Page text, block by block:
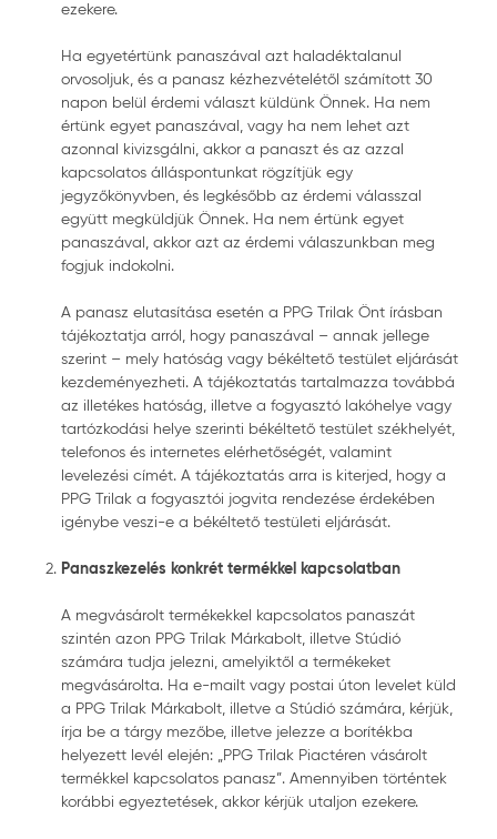
ezekere.
Ha egyetértünk panaszával azt haladéktalanul
orvosoljuk, és a panasz kézhezvételétől számított 30
napon belül érdemi választ küldünk Önnek. Ha nem
értünk egyet panaszával, vagy ha nem lehet azt
azonnal kivizsgálni, akkor a panaszt és az azzal
kapcsolatos álláspontunkat rögzítjük egy
jegyzőkönyvben, és legkésőbb az érdemi válasszal
együtt megküldjük Önnek. Ha nem értünk egyet
panaszával, akkor azt az érdemi válaszunkban meg
fogjuk indokolni.
A panasz elutasítása esetén a PPG Trilak Önt írásban
tájékoztatja arról, hogy panaszával – annak jellege
szerint – mely hatóság vagy békéltető testület eljárását
kezdeményezheti. A tájékoztatás tartalmazza továbbá
az illetékes hatóság, illetve a fogyasztó lakóhelye vagy
tartózkodási helye szerinti békéltető testület székhelyét,
telefonos és internetes elérhetőségét, valamint
levelezési címét. A tájékoztatás arra is kiterjed, hogy a
PPG Trilak a fogyasztói jogvita rendezése érdekében
igénybe veszi-e a békéltető testületi eljárását.
Panaszkezelés konkrét termékkel kapcsolatban
A megvásárolt termékekkel kapcsolatos panaszát
szintén azon PPG Trilak Márkabolt, illetve Stúdió
számára tudja jelezni, amelyiktől a termékeket
megvásárolta. Ha e-mailt vagy postai úton levelet küld
a PPG Trilak Márkabolt, illetve a Stúdió számára, kérjük,
írja be a tárgy mezőbe, illetve jelezze a borítékba
helyezett levél elején: „PPG Trilak Piactéren vásárolt
termékkel kapcsolatos panasz”. Amennyiben történtek
korábbi egyeztetések, akkor kérjük utaljon ezekere.